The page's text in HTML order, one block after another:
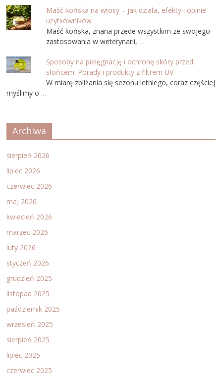
Maść końska na włosy – jak działa, efekty i opinie
użytkowników
Maść końska, znana przede wszystkim ze swojego
zastosowania w weterynarii, …
Sposoby na pielęgnację i ochronę skóry przed
słońcem: Porady i produkty z filtrem UV
W miarę zbliżania się sezonu letniego, coraz częściej
myślimy o …
Archiwa
sierpień 2026
lipiec 2026
czerwiec 2026
maj 2026
kwiecień 2026
marzec 2026
luty 2026
styczeń 2026
grudzień 2025
listopad 2025
październik 2025
wrzesień 2025
sierpień 2025
lipiec 2025
czerwiec 2025